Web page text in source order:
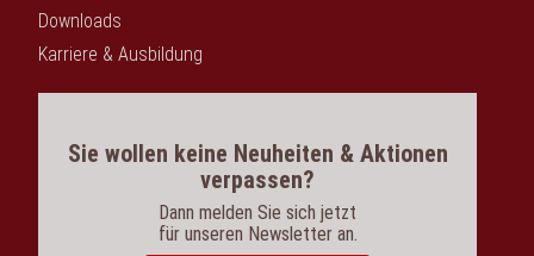
Downloads
Karriere & Ausbildung
Sie wollen keine Neuheiten & Aktionen
verpassen?
Dann melden Sie sich jetzt
für unseren Newsletter an.